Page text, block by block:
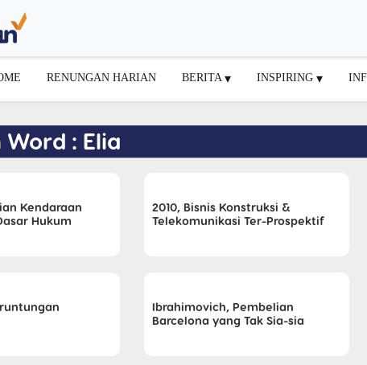
RENUNGAN HARIAN BERITA INSPIRING
Word : Elia
Kendaraan
Hukum
2010, Bisnis Konstruksi &
Telekomunikasi Ter-Prospektif
Ibrahimovich, Pembelian
Barcelona yang Tak Sia-sia